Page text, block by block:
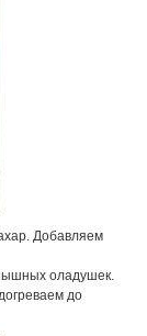
Добавляем
оладушек.
до